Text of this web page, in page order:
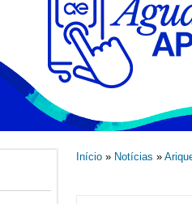
Início» Notícias »